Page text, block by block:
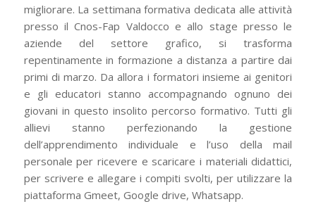
migliorare. La settimana formativa dedicata alle attività
presso il Cnos-Fap Valdocco e allo stage presso le
aziende del settore grafico, si trasforma
repentinamente in formazione a distanza a partire dai
primi di marzo. Da allora i formatori insieme ai genitori
e gli educatori stanno accompagnando ognuno dei
giovani in questo insolito percorso formativo. Tutti gli
allievi stanno perfezionando la gestione
dell’apprendimento individuale e l’uso della mail
personale per ricevere e scaricare i materiali didattici,
per scrivere e allegare i compiti svolti, per utilizzare la
piattaforma Gmeet, Google drive, Whatsapp.